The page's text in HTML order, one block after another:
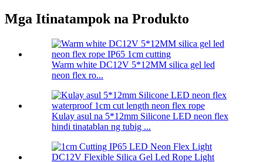
Mga Itinatampok na Produkto
Warm white DC12V 5*12MM silica gel led
neon flex ro...
Kulay asul na 5*12mm Silicone LED neon flex
hindi tinatablan ng tubig ...